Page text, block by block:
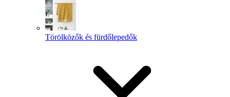
Törölközők és fürdőlepedők